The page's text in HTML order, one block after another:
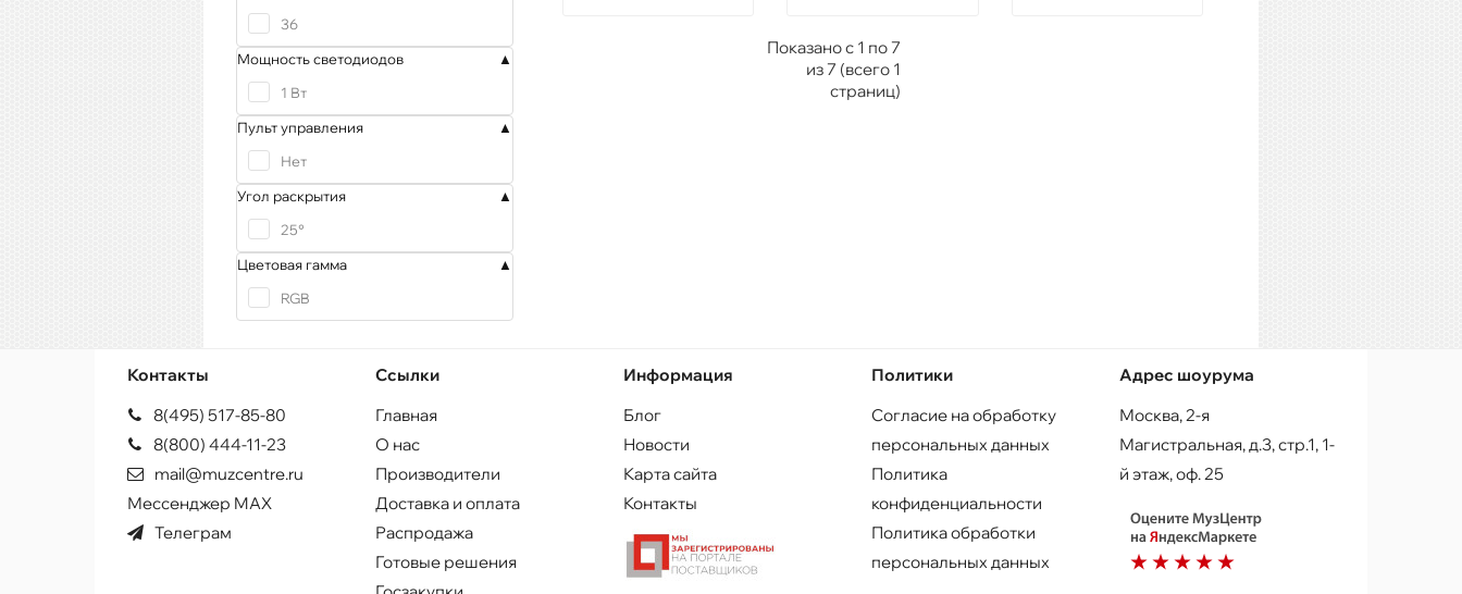
36
Мощность светодиодов
1 Вт
Пульт управления
Нет
Угол раскрытия
25°
Цветовая гамма
RGB
Показано с 1 по 7
из 7 (всего 1
страниц)
Контакты
8(495) 517-85-80
8(800) 444-11-23
mail@muzcentre.ru
Мессенджер MAX
Телеграм
Ссылки
Главная
О нас
Производители
Доставка и оплата
Распродажа
Готовые решения
Информация
Блог
Новости
Карта сайта
Контакты
Политики
Согласие на обработку
персональных данных
Политика
конфиденциальности
Политика обработки
персональных данных
Адрес шоурума
Москва, 2-я
Магистральная, д.3, стр.1, 1-
й этаж, оф. 25